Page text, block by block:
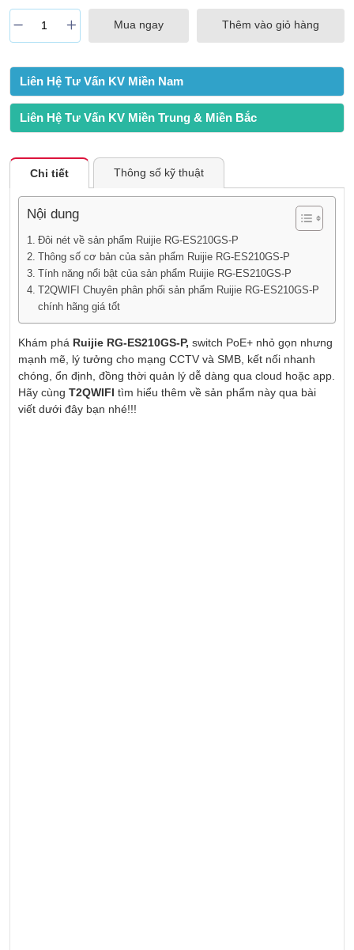
Mua ngay Thêm vào giỏ hàng
Liên Hệ Tư Vấn KV Miền Nam
Liên Hệ Tư Vấn KV Miền Trung & Miền Bắc
Chi tiết Thông số kỹ thuật
Nội dung
Đôi nét về sản phẩm Ruijie RG-ES210GS-P
Thông số cơ bản của sản phẩm Ruijie RG-ES210GS-P
Tính năng nổi bật của sản phẩm Ruijie RG-ES210GS-P
T2QWIFI Chuyên phân phối sản phẩm Ruijie RG-ES210GS-P
chính hãng giá tốt
Khám phá Ruijie RG-ES210GS-P, switch PoE+ nhỏ gọn nhưng
mạnh mẽ, lý tưởng cho mạng CCTV và SMB, kết nối nhanh
chóng, ổn định, đồng thời quản lý dễ dàng qua cloud hoặc app.
Hãy cùng T2QWIFI tìm hiểu thêm về sản phẩm này qua bài
viết dưới đây bạn nhé!!!